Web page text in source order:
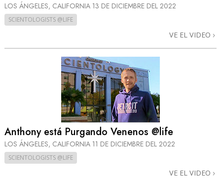
LOS ÁNGELES, CALIFORNIA 13 DE DICIEMBRE DEL 2022
SCIENTOLOGISTS @LIFE
VE EL VIDEO
Anthony está Purgando Venenos @life
LOS ÁNGELES, CALIFORNIA 11 DE DICIEMBRE DEL 2022
SCIENTOLOGISTS @LIFE
VE EL VIDEO